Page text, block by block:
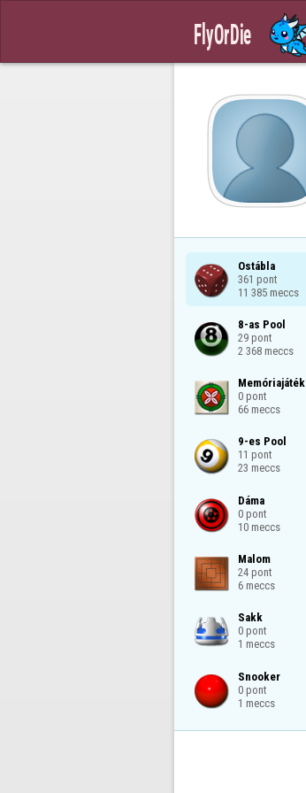
Ostábla
361 pont
11 385 meccs
8-as Pool
29 pont
2 368 meccs
Memóriajáték
0 pont
66 meccs
9-es Pool
11 pont
23 meccs
Dáma
0 pont
10 meccs
Malom
24 pont
6 meccs
Sakk
0 pont
1 meccs
Snooker
0 pont
1 meccs